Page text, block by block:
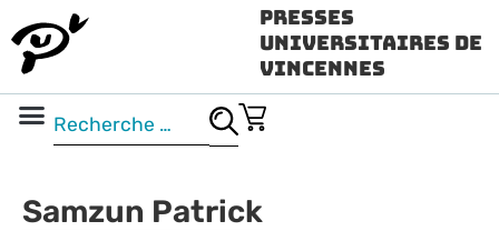
Presses
Universitaires de
Vincennes
Samzun Patrick